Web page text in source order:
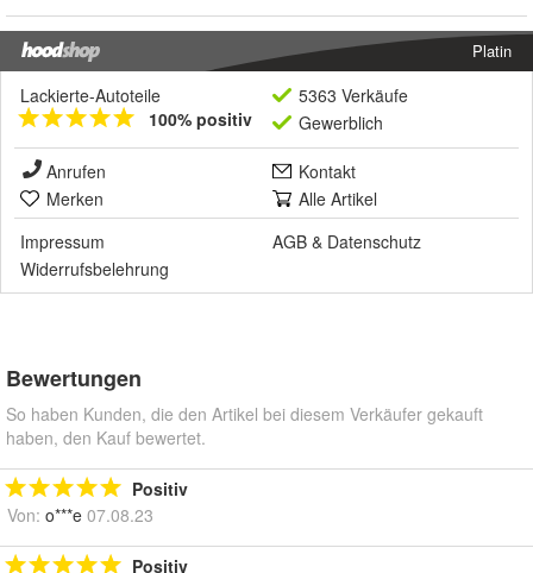
Platin
Lackierte-Autoteile
100% positiv
5363 Verkäufe
Gewerblich
Anrufen
Kontakt
Merken
Alle Artikel
Impressum
AGB & Datenschutz
Widerrufsbelehrung
Bewertungen
So haben Kunden, die den Artikel bei diesem Verkäufer gekauft
haben, den Kauf bewertet.
Positiv
Von: o***e 07.08.23
Positiv